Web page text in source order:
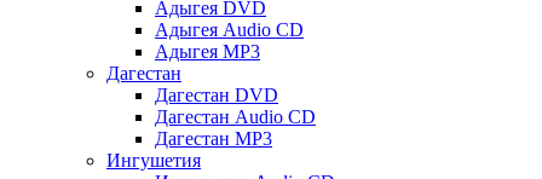
Адыгея DVD
Адыгея Audio CD
Адыгея MP3
Дагестан
Дагестан DVD
Дагестан Audio CD
Дагестан MP3
Ингушетия